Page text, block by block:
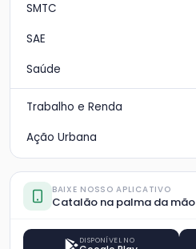
SMTC
SAE
Saúde
Trabalho e Renda
Ação Urbana
BAIXE NOSSO APLICATIVO
Catalão na palma da mão
DISPONÍVEL NO